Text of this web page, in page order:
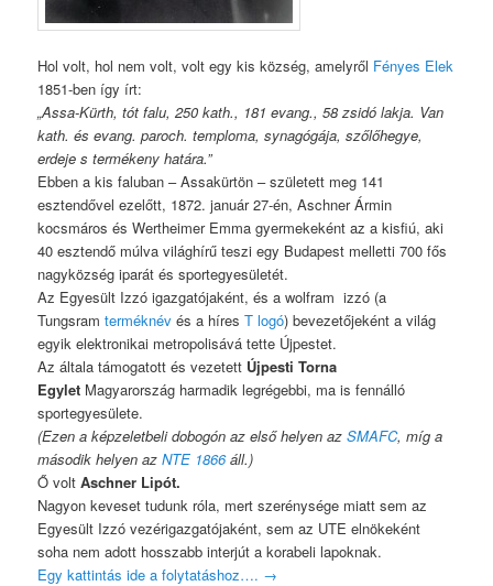
Hol volt, hol nem volt, volt egy kis község, amelyről Fényes Elek
1851-ben így írt:
„Assa-Kürth, tót falu, 250 kath., 181 evang., 58 zsidó lakja. Van
kath. és evang. paroch. temploma, synagógája, szőlőhegye,
erdeje s termékeny határa.”
Ebben a kis faluban – Assakürtön – született meg 141
esztendővel ezelőtt, 1872. január 27-én, Aschner Ármin
kocsmáros és Wertheimer Emma gyermekeként az a kisfiú, aki
40 esztendő múlva világhírű teszi egy Budapest melletti 700 fős
nagyközség iparát és sportegyesületét.
Az Egyesült Izzó igazgatójaként, és a wolfram izzó (a
Tungsramterméknév és a híres T logó) bevezetőjeként a világ
egyik elektronikai metropolisává tette Újpestet.
Az általa támogatott és vezetett Újpesti Torna
Egylet Magyarország harmadik legrégebbi, ma is fennálló
sportegyesülete.
(Ezen a képzeletbeli dobogón az első helyen azSMAFC, míg a
második helyen azNTE 1866áll.)
Ő voltAschner Lipót.
Nagyon keveset tudunk róla, mert szerénysége miatt sem az
Egyesült Izzó vezérigazgatójaként, sem az UTE elnökeként
soha nem adott hosszabb interjút a korabeli lapoknak.
Egy kattintás ide a folytatáshoz…. →